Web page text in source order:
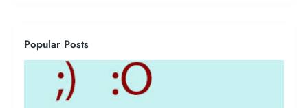
Popular Posts